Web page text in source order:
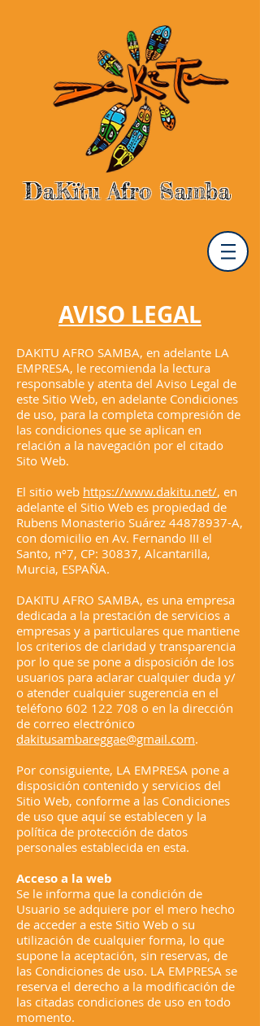
DaKïtu Afro Samba
AVISO LEGAL
DAKITU AFRO SAMBA, en adelante LA
EMPRESA, le recomienda la lectura
responsable y atenta del Aviso Legal de
este Sitio Web, en adelante Condiciones
de uso, para la completa compresión de
las condiciones que se aplican en
relación a la navegación por el citado
Sito Web.
El sitio web https://www.dakitu.net/, en
adelante el Sitio Web es propiedad de
Rubens Monasterio Suárez 44878937-A,
con domicilio en Av. Fernando III el
Santo, nº7, CP: 30837, Alcantarilla,
Murcia, ESPAÑA.
DAKITU AFRO SAMBA, es una empresa
dedicada a la prestación de servicios a
empresas y a particulares que mantiene
los criterios de claridad y transparencia
por lo que se pone a disposición de los
usuarios para aclarar cualquier duda y/
o atender cualquier sugerencia en el
teléfono 602 122 708 o en la dirección
de correo electrónico
dakitusambareggae@gmail.com.
Por consiguiente, LA EMPRESA pone a
disposición contenido y servicios del
Sitio Web, conforme a las Condiciones
de uso que aquí se establecen y la
política de protección de datos
personales establecida en esta.
Acceso a la web
Se le informa que la condición de
Usuario se adquiere por el mero hecho
de acceder a este Sitio Web o su
utilización de cualquier forma, lo que
supone la aceptación, sin reservas, de
las Condiciones de uso. LA EMPRESA se
reserva el derecho a la modificación de
las citadas condiciones de uso en todo
momento.